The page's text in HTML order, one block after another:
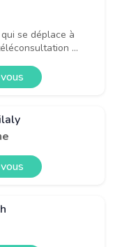
se déplace à
...